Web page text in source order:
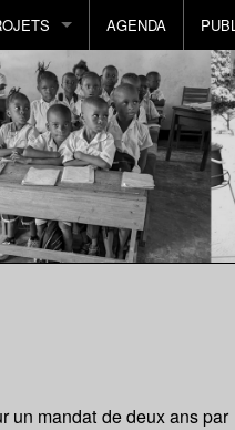
en cours
réalisés
géographique
catégorie d'intervention
AGENDA
un mandat de deux ans